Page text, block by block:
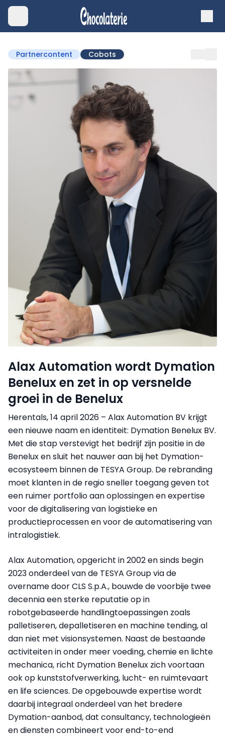
Partnercontent Cobots
Alax Automation wordt Dymation
Benelux en zet in op versnelde
groei in de Benelux
Herentals, 14 april 2026 – Alax Automation BV krijgt
een nieuwe naam en identiteit: Dymation Benelux BV.
Met die stap verstevigt het bedrijf zijn positie in de
Benelux en sluit het nauwer aan bij het Dymation-
ecosysteem binnen de TESYA Group. De rebranding
moet klanten in de regio sneller toegang geven tot
een ruimer portfolio aan oplossingen en expertise
voor de digitalisering van logistieke en
productieprocessen en voor de automatisering van
intralogistiek.
Alax Automation, opgericht in 2002 en sinds begin
2023 onderdeel van de TESYA Group via de
overname door CLS S.p.A., bouwde de voorbije twee
decennia een sterke reputatie op in
robotgebaseerde handlingtoepassingen zoals
palletiseren, depalletiseren en machine tending, al
dan niet met visionsystemen. Naast de bestaande
activiteiten in onder meer voeding, chemie en lichte
mechanica, richt Dymation Benelux zich voortaan
ook op kunststofverwerking, lucht- en ruimtevaart
en life sciences. De opgebouwde expertise wordt
daarbij integraal onderdeel van het bredere
Dymation-aanbod, dat consultancy, technologieën
en diensten combineert voor end-to-end